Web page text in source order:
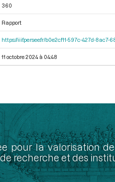
360
Rapport
https://iiif.persee.fr/b0e2cf11-597c-427d-
11 octobre 2024 à 04:48
pour la valorisation
recherche et des